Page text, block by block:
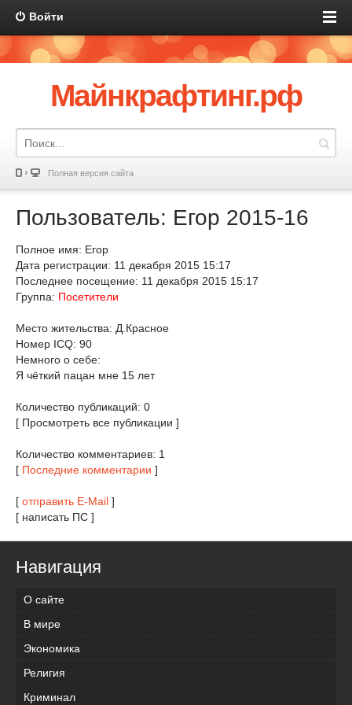
Войти
Майнкрафтинг.рф
Полная версия сайта
Пользователь: Егор 2015-16
Полное имя: Егор
Дата регистрации: 11 декабря 2015 15:17
Последнее посещение: 11 декабря 2015 15:17
Группа: Посетители
Место жительства: Д.Красное
Номер ICQ: 90
Немного о себе:
Я чёткий пацан мне 15 лет
Количество публикаций: 0
[ Просмотреть все публикации ]
Количество комментариев: 1
[ Последние комментарии ]
[ отправить E-Mail ]
[ написать ПС ]
Навигация
О сайте
В мире
Экономика
Религия
Криминал